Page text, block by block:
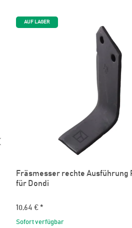
AUF LAGER
Fräsmesser rechte Ausführung
für Dondi
10,64 € *
Sofort verfügbar